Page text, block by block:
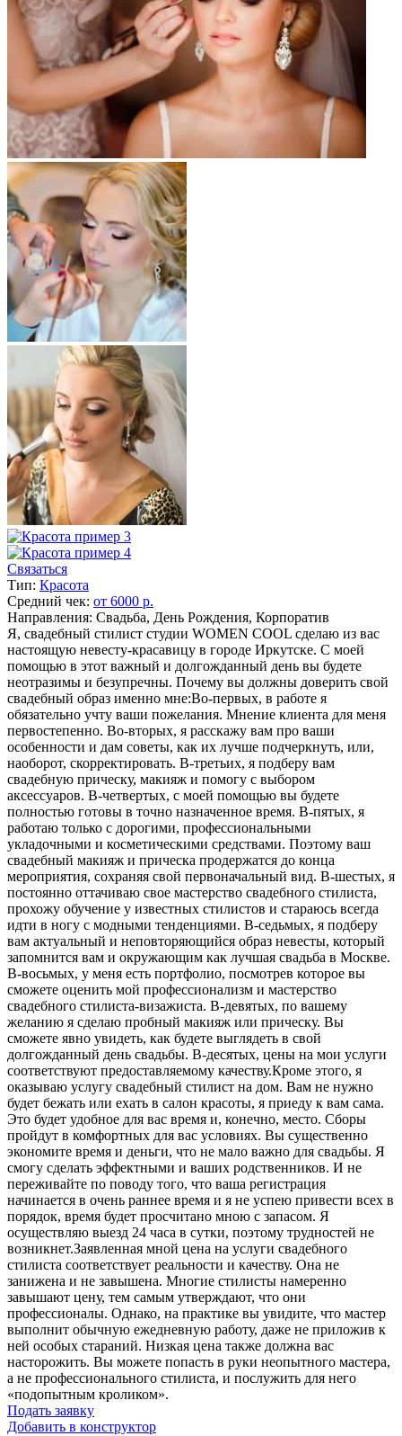
Связаться
Тип: Красота
Средний чек: от 6000 р.
Направления: Свадьба, День Рождения, Корпоратив
Я, свадебный стилист студии WOMEN COOL сделаю из вас
настоящую невесту-красавицу в городе Иркутске. С моей
помощью в этот важный и долгожданный день вы будете
неотразимы и безупречны. Почему вы должны доверить свой
свадебный образ именно мне:Во-первых, в работе я
обязательно учту ваши пожелания. Мнение клиента для меня
первостепенно. Во-вторых, я расскажу вам про ваши
особенности и дам советы, как их лучше подчеркнуть, или,
наоборот, скорректировать. В-третьих, я подберу вам
свадебную прическу, макияж и помогу с выбором
аксессуаров. В-четвертых, с моей помощью вы будете
полностью готовы в точно назначенное время. В-пятых, я
работаю только с дорогими, профессиональными
укладочными и косметическими средствами. Поэтому ваш
свадебный макияж и прическа продержатся до конца
мероприятия, сохраняя свой первоначальный вид. В-шестых, я
постоянно оттачиваю свое мастерство свадебного стилиста,
прохожу обучение у известных стилистов и стараюсь всегда
идти в ногу с модными тенденциями. В-седьмых, я подберу
вам актуальный и неповторяющийся образ невесты, который
запомнится вам и окружающим как лучшая свадьба в Москве.
В-восьмых, у меня есть портфолио, посмотрев которое вы
сможете оценить мой профессионализм и мастерство
свадебного стилиста-визажиста. В-девятых, по вашему
желанию я сделаю пробный макияж или прическу. Вы
сможете явно увидеть, как будете выглядеть в свой
долгожданный день свадьбы. В-десятых, цены на мои услуги
соответствуют предоставляемому качеству.Кроме этого, я
оказываю услугу свадебный стилист на дом. Вам не нужно
будет бежать или ехать в салон красоты, я приеду к вам сама.
Это будет удобное для вас время и, конечно, место. Сборы
пройдут в комфортных для вас условиях. Вы существенно
экономите время и деньги, что не мало важно для свадьбы. Я
смогу сделать эффектными и ваших родственников. И не
переживайте по поводу того, что ваша регистрация
начинается в очень раннее время и я не успею привести всех в
порядок, время будет просчитано мною с запасом. Я
осуществляю выезд 24 часа в сутки, поэтому трудностей не
возникнет.Заявленная мной цена на услуги свадебного
стилиста соответствует реальности и качеству. Она не
занижена и не завышена. Многие стилисты намеренно
завышают цену, тем самым утверждают, что они
профессионалы. Однако, на практике вы увидите, что мастер
выполнит обычную ежедневную работу, даже не приложив к
ней особых стараний. Низкая цена также должна вас
насторожить. Вы можете попасть в руки неопытного мастера,
а не профессионального стилиста, и послужить для него
«подопытным кроликом».
Подать заявку
Добавить в конструктор